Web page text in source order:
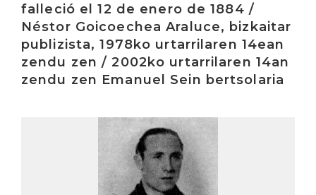
falleció el 12 de enero de 1884 /
Néstor Goicoechea Araluce, bizkaitar
publizista, 1978ko urtarrilaren 14ean
zendu zen / 2002ko urtarrilaren 14an
zendu zen Emanuel Sein bertsolaria